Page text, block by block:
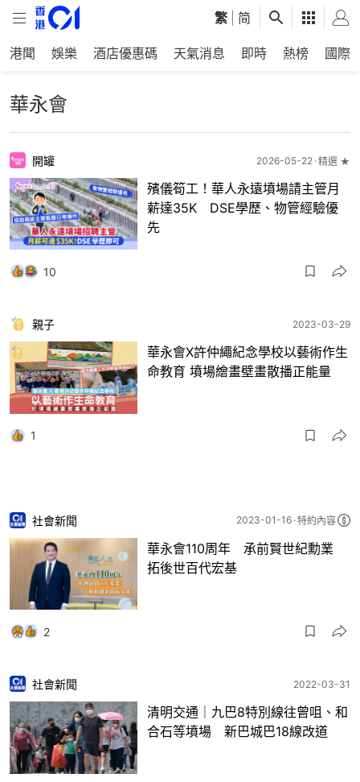
繁 简
港聞 娛樂 酒店優惠碼 天氣消息 即時 熱榜 國際
華永會
開罐 2026-05-22 精選 ★
殯儀筍工！華人永遠墳場請主管月
薪達35K DSE學歷、物管經驗優
先
10
親子 2023-03-29
華永會X許仲繩紀念學校以藝術作生
命教育 墳場繪畫壁畫散播正能量
1
社會新聞 2023-01-16 特約內容
華永會110周年 承前賢世紀勳業
拓後世百代宏基
2
社會新聞 2022-03-31
清明交通｜九巴8特別線往曾咀、和
合石等墳場 新巴城巴18線改道